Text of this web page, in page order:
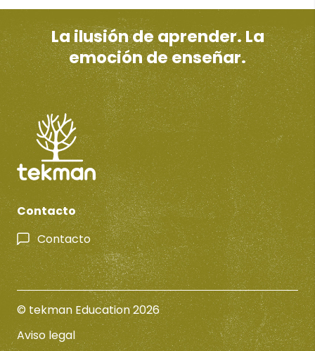
La ilusión de aprender. La
emoción de enseñar.
Contacto
Contacto
© tekman Education 2026
Aviso legal